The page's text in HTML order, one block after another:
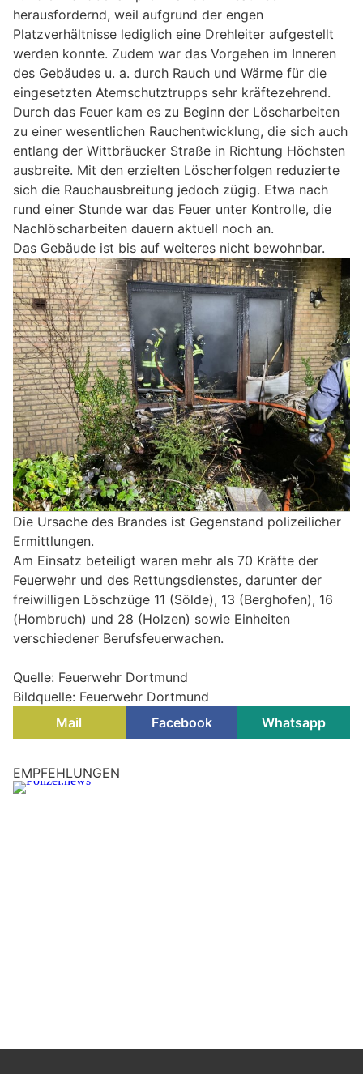
herausfordernd, weil aufgrund der engen
Platzverhältnisse lediglich eine Drehleiter aufgestellt
werden konnte. Zudem war das Vorgehen im Inneren
des Gebäudes u. a. durch Rauch und Wärme für die
eingesetzten Atemschutztrupps sehr kräftezehrend.
Durch das Feuer kam es zu Beginn der Löscharbeiten
zu einer wesentlichen Rauchentwicklung, die sich auch
entlang der Wittbräucker Straße in Richtung Höchsten
ausbreite. Mit den erzielten Löscherfolgen reduzierte
sich die Rauchausbreitung jedoch zügig. Etwa nach
rund einer Stunde war das Feuer unter Kontrolle, die
Nachlöscharbeiten dauern aktuell noch an.
Das Gebäude ist bis auf weiteres nicht bewohnbar.
Die Ursache des Brandes ist Gegenstand polizeilicher
Ermittlungen.
Am Einsatz beteiligt waren mehr als 70 Kräfte der
Feuerwehr und des Rettungsdienstes, darunter der
freiwilligen Löschzüge 11 (Sölde), 13 (Berghofen), 16
(Hombruch) und 28 (Holzen) sowie Einheiten
verschiedener Berufsfeuerwachen.
Quelle: Feuerwehr Dortmund
Bildquelle: Feuerwehr Dortmund
Mail
Facebook Whatsapp
Mechernich, NRW: Nächtlicher Brandgeruch
auf Firmengelände in Flammen